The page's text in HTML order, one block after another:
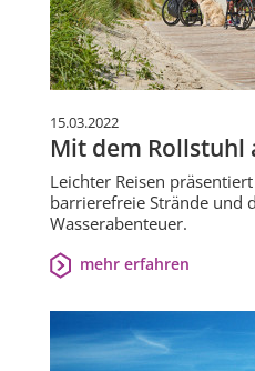
15.03.2022
Mit dem Rollstuhl
Leichter Reisen
barrierefreie Strände und
Wasserabenteuer.
mehr erfahren